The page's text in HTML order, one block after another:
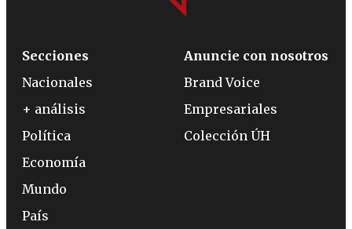
Secciones
Nacionales
+ análisis
Política
Economía
Mundo
País
Anuncie con nosotros
Brand Voice
Empresariales
Colección ÚH